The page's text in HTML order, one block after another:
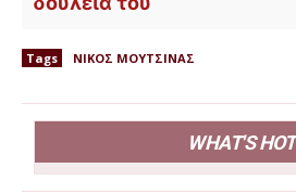
Tags ΝΙΚΟΣ ΜΟΥΤΣΙΝΑΣ
WHAT'S HOT